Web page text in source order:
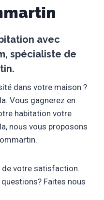
avec
, spécialiste de
.
dans votre maison ?
Vous gagnerez en
habitation votre
nous vous proposons
votre satisfaction.
questions? Faites nous